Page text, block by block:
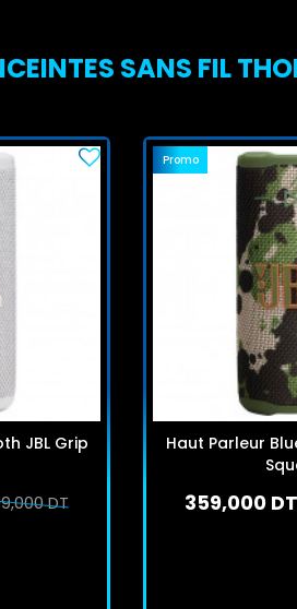
SANS FIL
JBL Grip
DT
Promo
Haut Parleur
359,000 DT